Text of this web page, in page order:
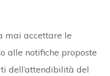
mai accettare le
alle notifiche proposte
dell’attendibilità del